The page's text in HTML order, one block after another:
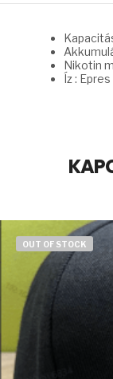
Nikotin
Íz :
OUT OF STOCK